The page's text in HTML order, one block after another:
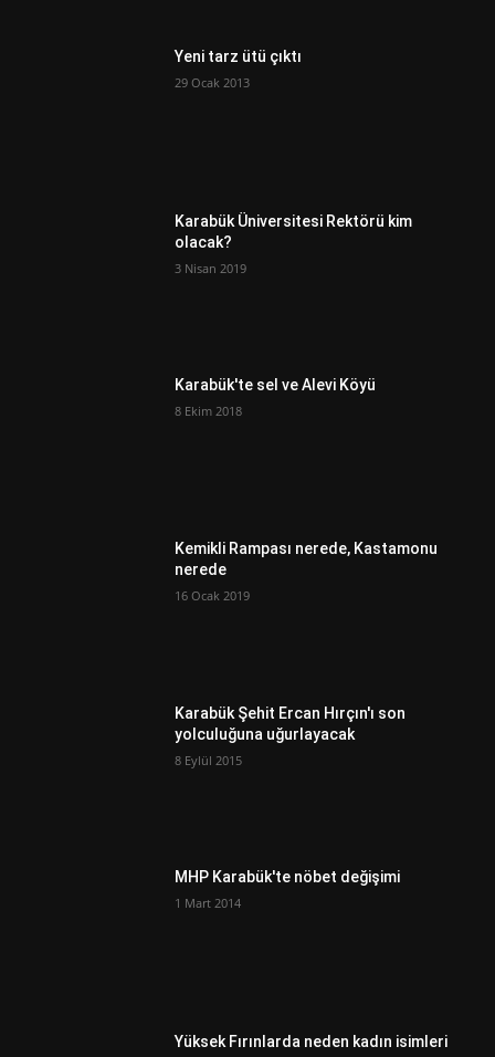
Yeni tarz ütü çıktı
29 Ocak 2013
Karabük Üniversitesi Rektörü kim
olacak?
3 Nisan 2019
Karabük'te sel ve Alevi Köyü
8 Ekim 2018
Kemikli Rampası nerede, Kastamonu
nerede
16 Ocak 2019
Karabük Şehit Ercan Hırçın'ı son
yolculuğuna uğurlayacak
8 Eylül 2015
MHP Karabük'te nöbet değişimi
1 Mart 2014
Yüksek Fırınlarda neden kadın isimleri